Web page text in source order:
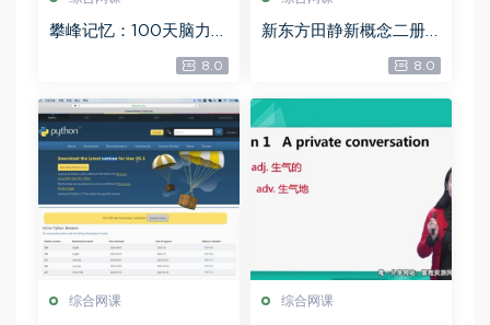
攀峰记忆：100天脑力攀
登计划王峰，百度网盘
8.0
新东方田静新概念二册
中学拓展课程96节（3.4
8G标清视频），百度网
盘分享
8.0
综合网课 综合网课